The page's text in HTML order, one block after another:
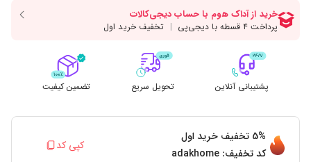
پشتیبانی آنلاین تحویل سریع تضمین کیفیت
5% تخفیف خرید اول
کد تخفیف: adakhome
کپی کد